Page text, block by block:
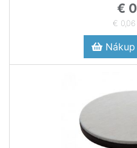
€
€ 0,06
Nákup